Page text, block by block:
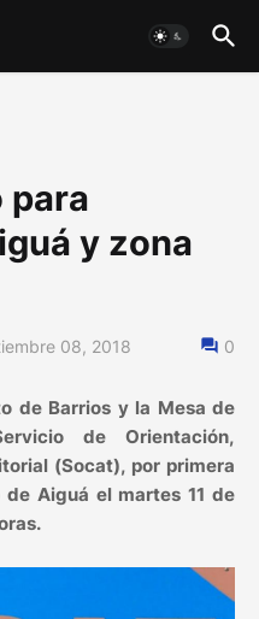
para
y zona
08, 2018 0
de Barrios y la Mesa de
de Orientación,
(Socat), por primera
Aiguá el martes 11 de